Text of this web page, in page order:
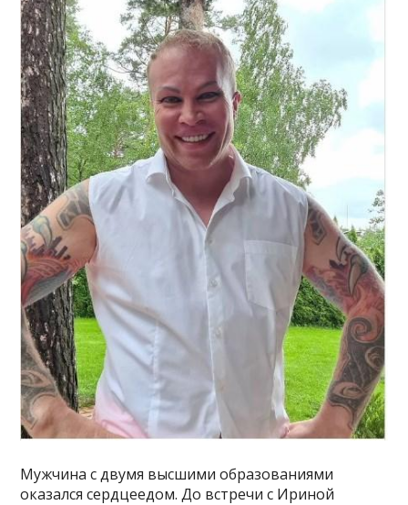
Мужчина с двумя высшими образованиями
оказался сердцеедом. До встречи с Ириной